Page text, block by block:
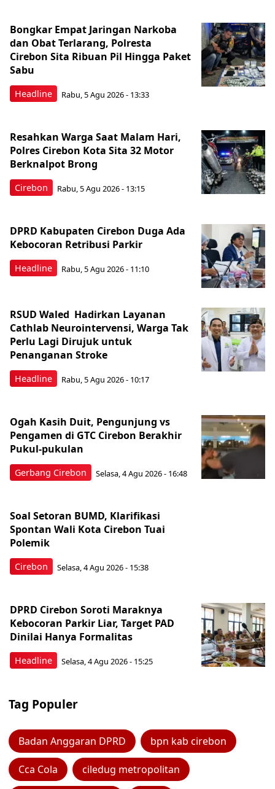
Headline
Bongkar Empat Jaringan Narkoba
dan Obat Terlarang, Polresta
Cirebon Sita Ribuan Pil Hingga Paket
Sabu
Rabu, 5 Agu 2026 - 13:33
Cirebon
Resahkan Warga Saat Malam Hari,
Polres Cirebon Kota Sita 32 Motor
Berknalpot Brong
Rabu, 5 Agu 2026 - 13:15
Headline
DPRD Kabupaten Cirebon Duga Ada
Kebocoran Retribusi Parkir
Rabu, 5 Agu 2026 - 11:10
Headline
RSUD Waled Hadirkan Layanan
Cathlab Neurointervensi, Warga Tak
Perlu Lagi Dirujuk untuk
Penanganan Stroke
Rabu, 5 Agu 2026 - 10:17
Gerbang Cirebon
Ogah Kasih Duit, Pengunjung vs
Pengamen di GTC Cirebon Berakhir
Pukul-pukulan
Selasa, 4 Agu 2026 - 16:48
Cirebon
Soal Setoran BUMD, Klarifikasi
Spontan Wali Kota Cirebon Tuai
Polemik
Selasa, 4 Agu 2026 - 15:38
Headline
DPRD Cirebon Soroti Maraknya
Kebocoran Parkir Liar, Target PAD
Dinilai Hanya Formalitas
Selasa, 4 Agu 2026 - 15:25
Tag Populer
Badan Anggaran DPRD bpn kab cirebon
Cca Cola ciledug metropolitan